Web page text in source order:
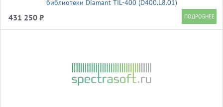
библиотеки Diamant TIL-400 (D400.L8.01)
431 250 ₽